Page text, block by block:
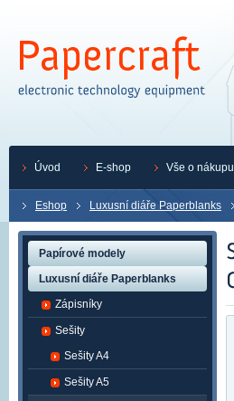
Eshop Luxusní diáře Paperblanks
Papírové modely
Luxusní diáře Paperblanks
Zápisníky
Sešity
Sešity A4
Sešity A5
Úvod E-shop Vše o nákupu